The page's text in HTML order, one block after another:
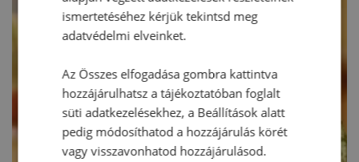
ismertetéséhez kérjük tekintsd meg
adatvédelmi elveinket.
Az Összes elfogadása gombra kattintva
hozzájárulhatsz a tájékoztatóban foglalt
süti adatkezelésekhez, a Beállítások alatt
pedig módosíthatod a hozzájárulás körét
vagy visszavonhatod hozzájárulásod.